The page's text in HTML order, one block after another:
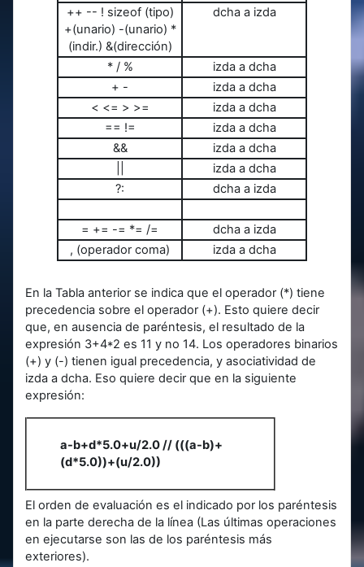
++ -- ! sizeof (tipo)
+(unario) -(unario) *
(indir.) &(dirección)
dcha a izda
* / %
izda a dcha
+ -
izda a dcha
< <= > >=
izda a dcha
== !=
izda a dcha
&&
izda a dcha
izda a dcha
?:
dcha a izda
= += -= *= /=
dcha a izda
, (operador coma)
izda a dcha
En la Tabla anterior se indica que el operador (*) tiene
precedencia sobre el operador (+). Esto quiere decir
que, en ausencia de paréntesis, el resultado de la
expresión 3+4*2 es 11 y no 14. Los operadores binarios
(+) y (-) tienen igual precedencia, y asociatividad de
izda a dcha. Eso quiere decir que en la siguiente
expresión:
a-b+d*5.0+u/2.0 // (((a-b)+
(d*5.0))+(u/2.0))
El orden de evaluación es el indicado por los paréntesis
en la parte derecha de la línea (Las últimas operaciones
en ejecutarse son las de los paréntesis más
exteriores).